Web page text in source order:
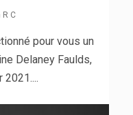
R C
pour vous un
Delaney Faulds,
2021....